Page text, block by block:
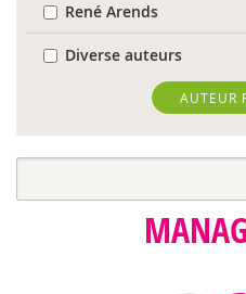
René Arends
Diverse auteurs
Roli Ayutsede
Rosalie Baan
Pieter Paul Bakker
AUTEUR